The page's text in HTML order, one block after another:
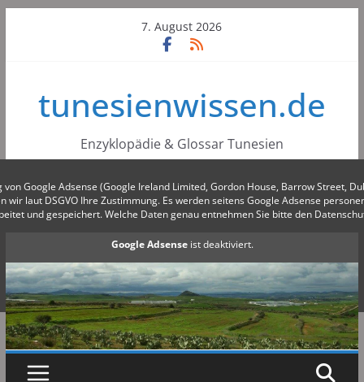
7. August 2026
tunesienwissen.de
Enzyklopädie & Glossar Tunesien
von Google Adsense (Google Ireland Limited, Gordon House, Barrow Street,
wir laut DSGVO Ihre Zustimmung. Es werden seitens Google Adsense
und gespeichert. Welche Daten genau entnehmen Sie bitte den
Google Adsenseist deaktiviert.
✓ Erlauben Datenschutzbedingungen